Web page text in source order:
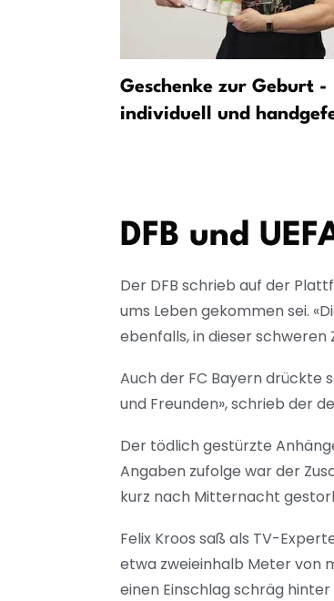
Geschenke zur Geburt -
individuell und
DFB und
Der DFB schrieb auf der
ums Leben gekommen sei.
ebenfalls, in dieser schweren
Auch der FC Bayern drückte
und Freunden», schrieb der
Der tödlich gestürzte
Angaben zufolge war der
kurz nach Mitternacht
Felix Kroos saß als TV-
etwa zweieinhalb Meter von
einen Einschlag schräg